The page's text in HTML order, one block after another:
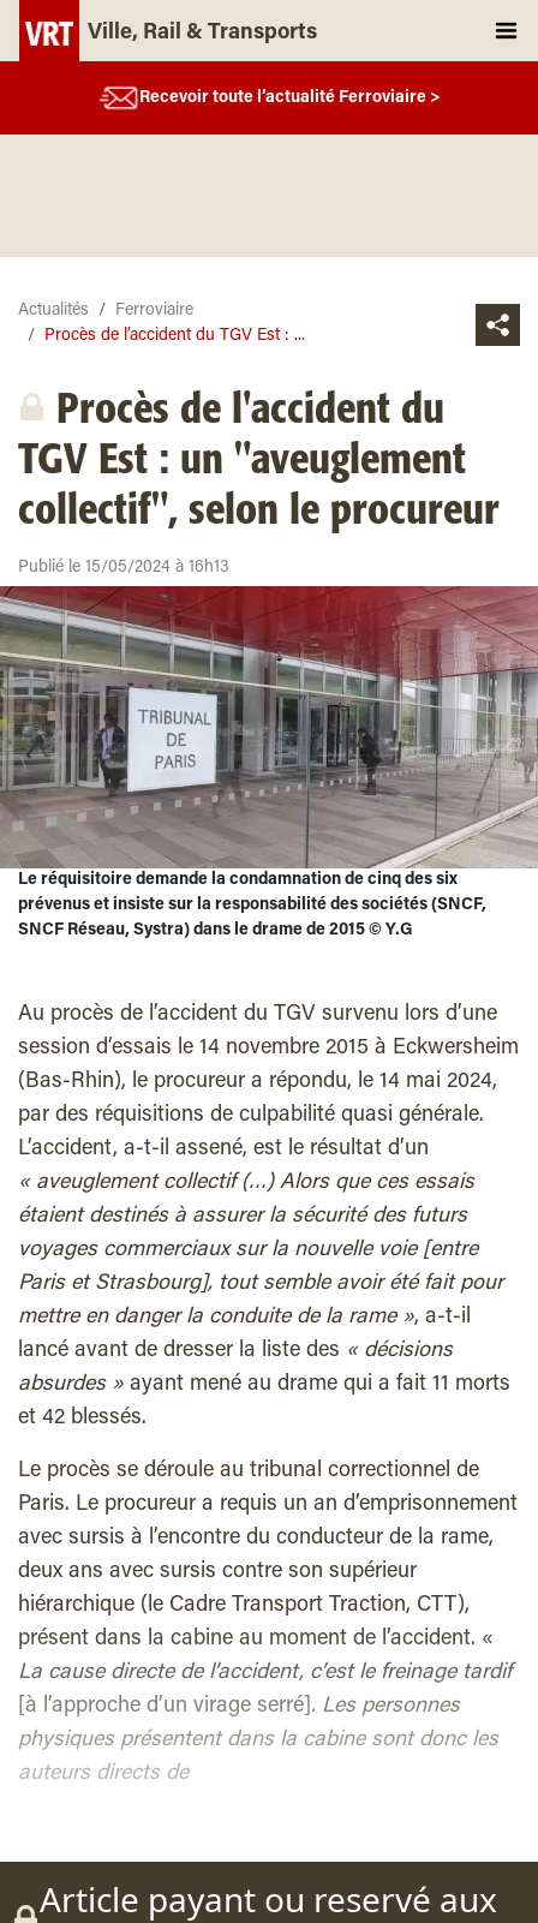
Ville, Rail & Transports
Recevoir toute l’actualité Ferroviaire >
Actualités
Ferroviaire
Procès de l’accident du TGV Est : ...
Procès de l'accident du
TGV Est : un "aveuglement
collectif", selon le procureur
Publié le 15/05/2024 à 16h13
Le réquisitoire demande la condamnation de cinq des six
prévenus et insiste sur la responsabilité des sociétés (SNCF,
SNCF Réseau, Systra) dans le drame de 2015 © Y.G
Au procès de l’accident du TGV survenu lors d’une
session d’essais le 14 novembre 2015 à Eckwersheim
(Bas-Rhin), le procureur a répondu, le 14 mai 2024,
par des réquisitions de culpabilité quasi générale.
L’accident, a-t-il assené, est le résultat d’un
« aveuglement collectif (…) Alors que ces essais
étaient destinés à assurer la sécurité des futurs
voyages commerciaux sur la nouvelle voie [entre
Paris et Strasbourg], tout semble avoir été fait pour
mettre en danger la conduite de la rame », a-t-il
lancé avant de dresser la liste des « décisions
absurdes » ayant mené au drame qui a fait 11 morts
et 42 blessés.
Le procès se déroule au tribunal correctionnel de
Paris. Le procureur a requis un an d’emprisonnement
avec sursis à l’encontre du conducteur de la rame,
deux ans avec sursis contre son supérieur
hiérarchique (le Cadre Transport Traction, CTT),
présent dans la cabine au moment de l’accident. «
La cause directe de l’accident, c’est le freinage tardif
[à l’approche d’un virage serré] . Les personnes
physiques présentent dans la cabine sont donc les
auteurs directs de
Article payant ou reservé aux